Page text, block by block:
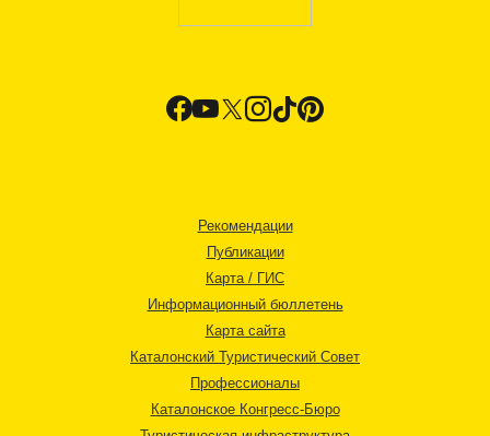
Рекомендации
Публикации
Карта / ГИС
Информационный бюллетень
Карта сайта
Каталонский Туристический Совет
Профессионалы
Каталонское Конгресс-Бюро